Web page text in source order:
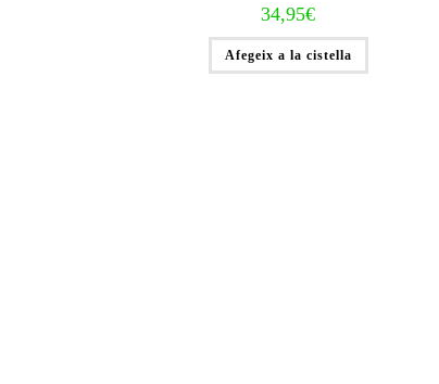
34,95€
Afegeix a la cistella